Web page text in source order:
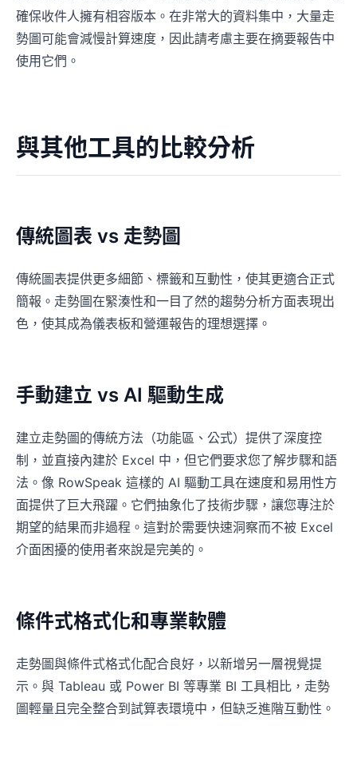
確保收件人擁有相容版本。在非常大的資料集中，大量走
勢圖可能會減慢計算速度，因此請考慮主要在摘要報告中
使用它們。
與其他工具的比較分析
傳統圖表 vs 走勢圖
傳統圖表提供更多細節、標籤和互動性，使其更適合正式
簡報。走勢圖在緊湊性和一目了然的趨勢分析方面表現出
色，使其成為儀表板和營運報告的理想選擇。
手動建立 vs AI 驅動生成
建立走勢圖的傳統方法（功能區、公式）提供了深度控
制，並直接內建於 Excel 中，但它們要求您了解步驟和語
法。像 RowSpeak 這樣的 AI 驅動工具在速度和易用性方
面提供了巨大飛躍。它們抽象化了技術步驟，讓您專注於
期望的結果而非過程。這對於需要快速洞察而不被 Excel
介面困擾的使用者來說是完美的。
條件式格式化和專業軟體
走勢圖與條件式格式化配合良好，以新增另一層視覺提
示。與 Tableau 或 Power BI 等專業 BI 工具相比，走勢
圖輕量且完全整合到試算表環境中，但缺乏進階互動性。